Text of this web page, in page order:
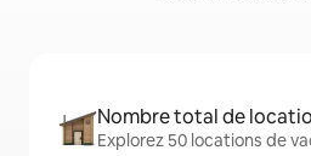
Nombre total de
Explorez 50 locations de